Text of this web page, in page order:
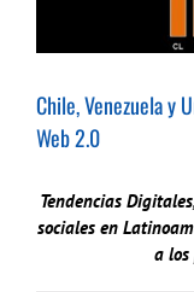
Chile, Venezuela y
Web 2.0
Tendencias
sociales en
a